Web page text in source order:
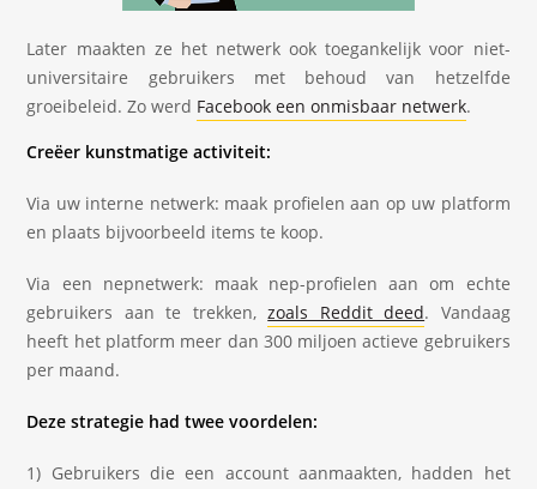
Later maakten ze het netwerk ook toegankelijk voor niet-
universitaire gebruikers met behoud van hetzelfde
groeibeleid. Zo werd Facebook een onmisbaar netwerk.
Creëer kunstmatige activiteit:
Via uw interne netwerk: maak profielen aan op uw platform
en plaats bijvoorbeeld items te koop.
Via een nepnetwerk: maak nep-profielen aan om echte
gebruikers aan te trekken,zoals Reddit deed. Vandaag
heeft het platform meer dan 300 miljoen actieve gebruikers
per maand.
Deze strategie had twee voordelen:
1) Gebruikers die een account aanmaakten, hadden het